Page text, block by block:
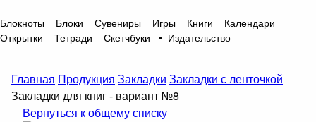
Блокноты Блоки Сувениры Игры Книги
Календари
Открытки
Тетради Скетчбуки • Издательство
Главная Продукция Закладки Закладки с ленточкой
Закладки для книг - вариант №8
Вернуться к общему списку